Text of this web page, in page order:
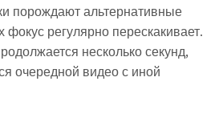
порождают альтернативные
фокус регулярно перескакивает.
несколько секунд,
очередной видео с иной